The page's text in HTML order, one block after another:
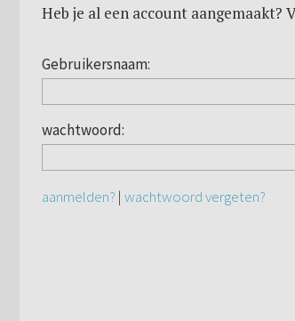
Heb je al een account aangemaakt?
Gebruikersnaam:
wachtwoord:
aanmelden? | wachtwoord vergeten?